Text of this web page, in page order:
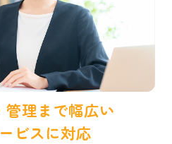
管理まで幅広い
ビスに対応